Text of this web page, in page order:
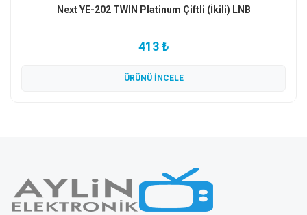
​Next YE-202 TWIN Platinum Çiftli (İkili) LNB
413 ₺
ÜRÜNÜ İNCELE